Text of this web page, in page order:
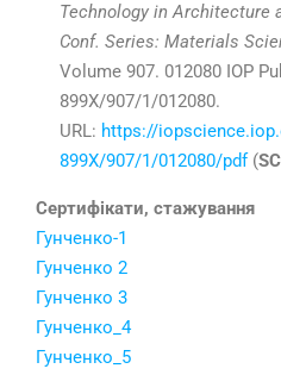
Technology in Architecture
Conf. Series: Materials
Volume 907. 012080 IOP
899X/907/1/012080.
URL: https://
899X/907/1/012080/pdf(
Сертифікати, стажування
Гунченко-1
Гунченко 2
Гунченко 3
Гунченко_4
Гунченко_5